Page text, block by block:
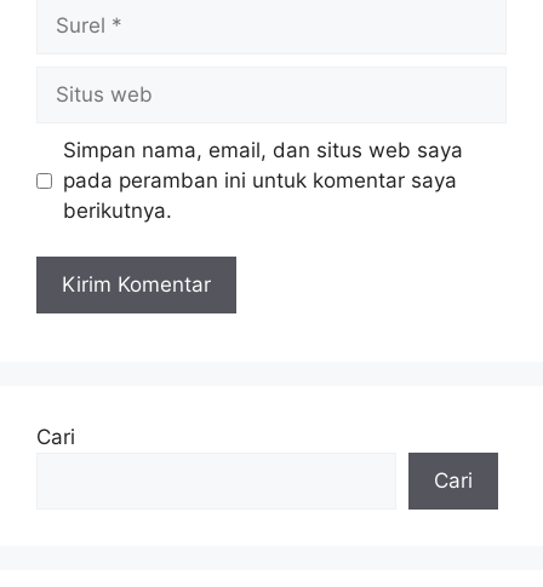
web
Simpan nama, email, dan situs web saya
pada peramban ini untuk komentar saya
berikutnya.
Cari
Cari